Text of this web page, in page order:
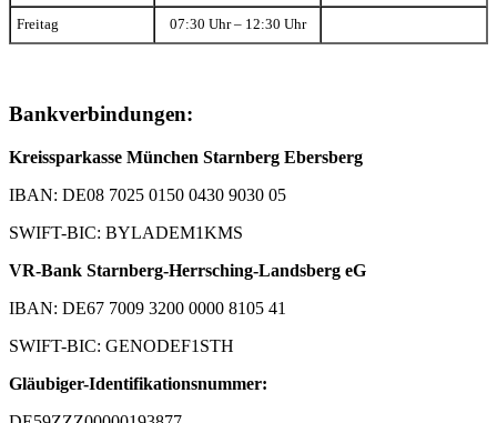
Freitag 07:30 Uhr – 12:30 Uhr
Bankverbindungen:
Kreissparkasse München Starnberg Ebersberg
IBAN: DE08 7025 0150 0430 9030 05
SWIFT-BIC: BYLADEM1KMS
VR-Bank Starnberg-Herrsching-Landsberg eG
IBAN: DE67 7009 3200 0000 8105 41
SWIFT-BIC: GENODEF1STH
Gläubiger-Identifikationsnummer: